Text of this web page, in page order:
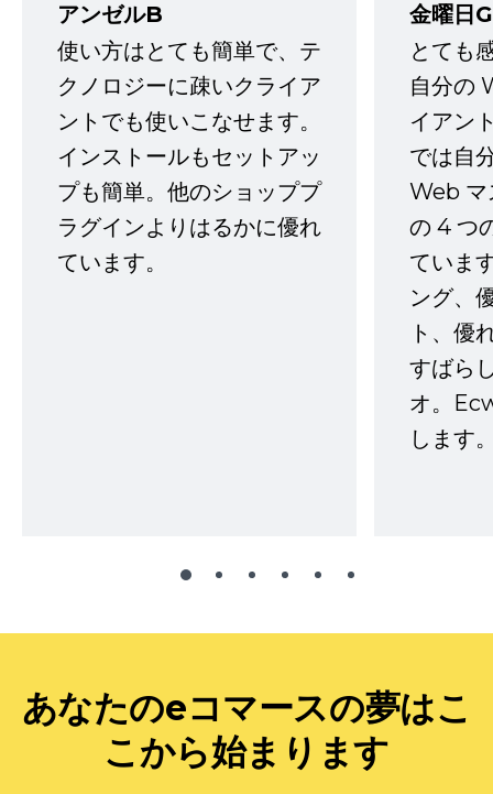
アンゼルB
使い方はとても簡単で、テ
クノロジーに疎いクライア
ントでも使いこなせます。
インストールもセットアッ
プも簡単。他のショッププ
ラグインよりはるかに優れ
ています。
金曜日G
とても
自分の
イアン
では自
Web マ
の 4 つ
ていま
ング、
ト、優
すばら
オ。
します
あなたのeコマースの夢はこ
こから始まります